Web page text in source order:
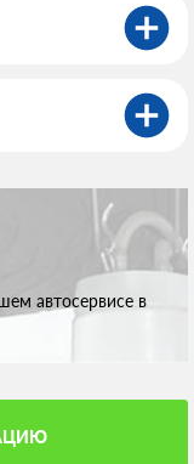
автосервисе в